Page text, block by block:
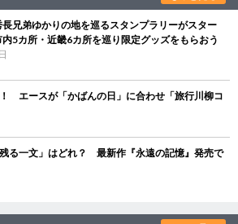
兄弟ゆかりの地を巡るスタンプラリーがスター
5カ所・近畿6カ所を巡り限定グッズをもらおう
エースが「かばんの日」に合わせ「旅行川柳コ
る一文」はどれ？ 最新作『永遠の記憶』発売で